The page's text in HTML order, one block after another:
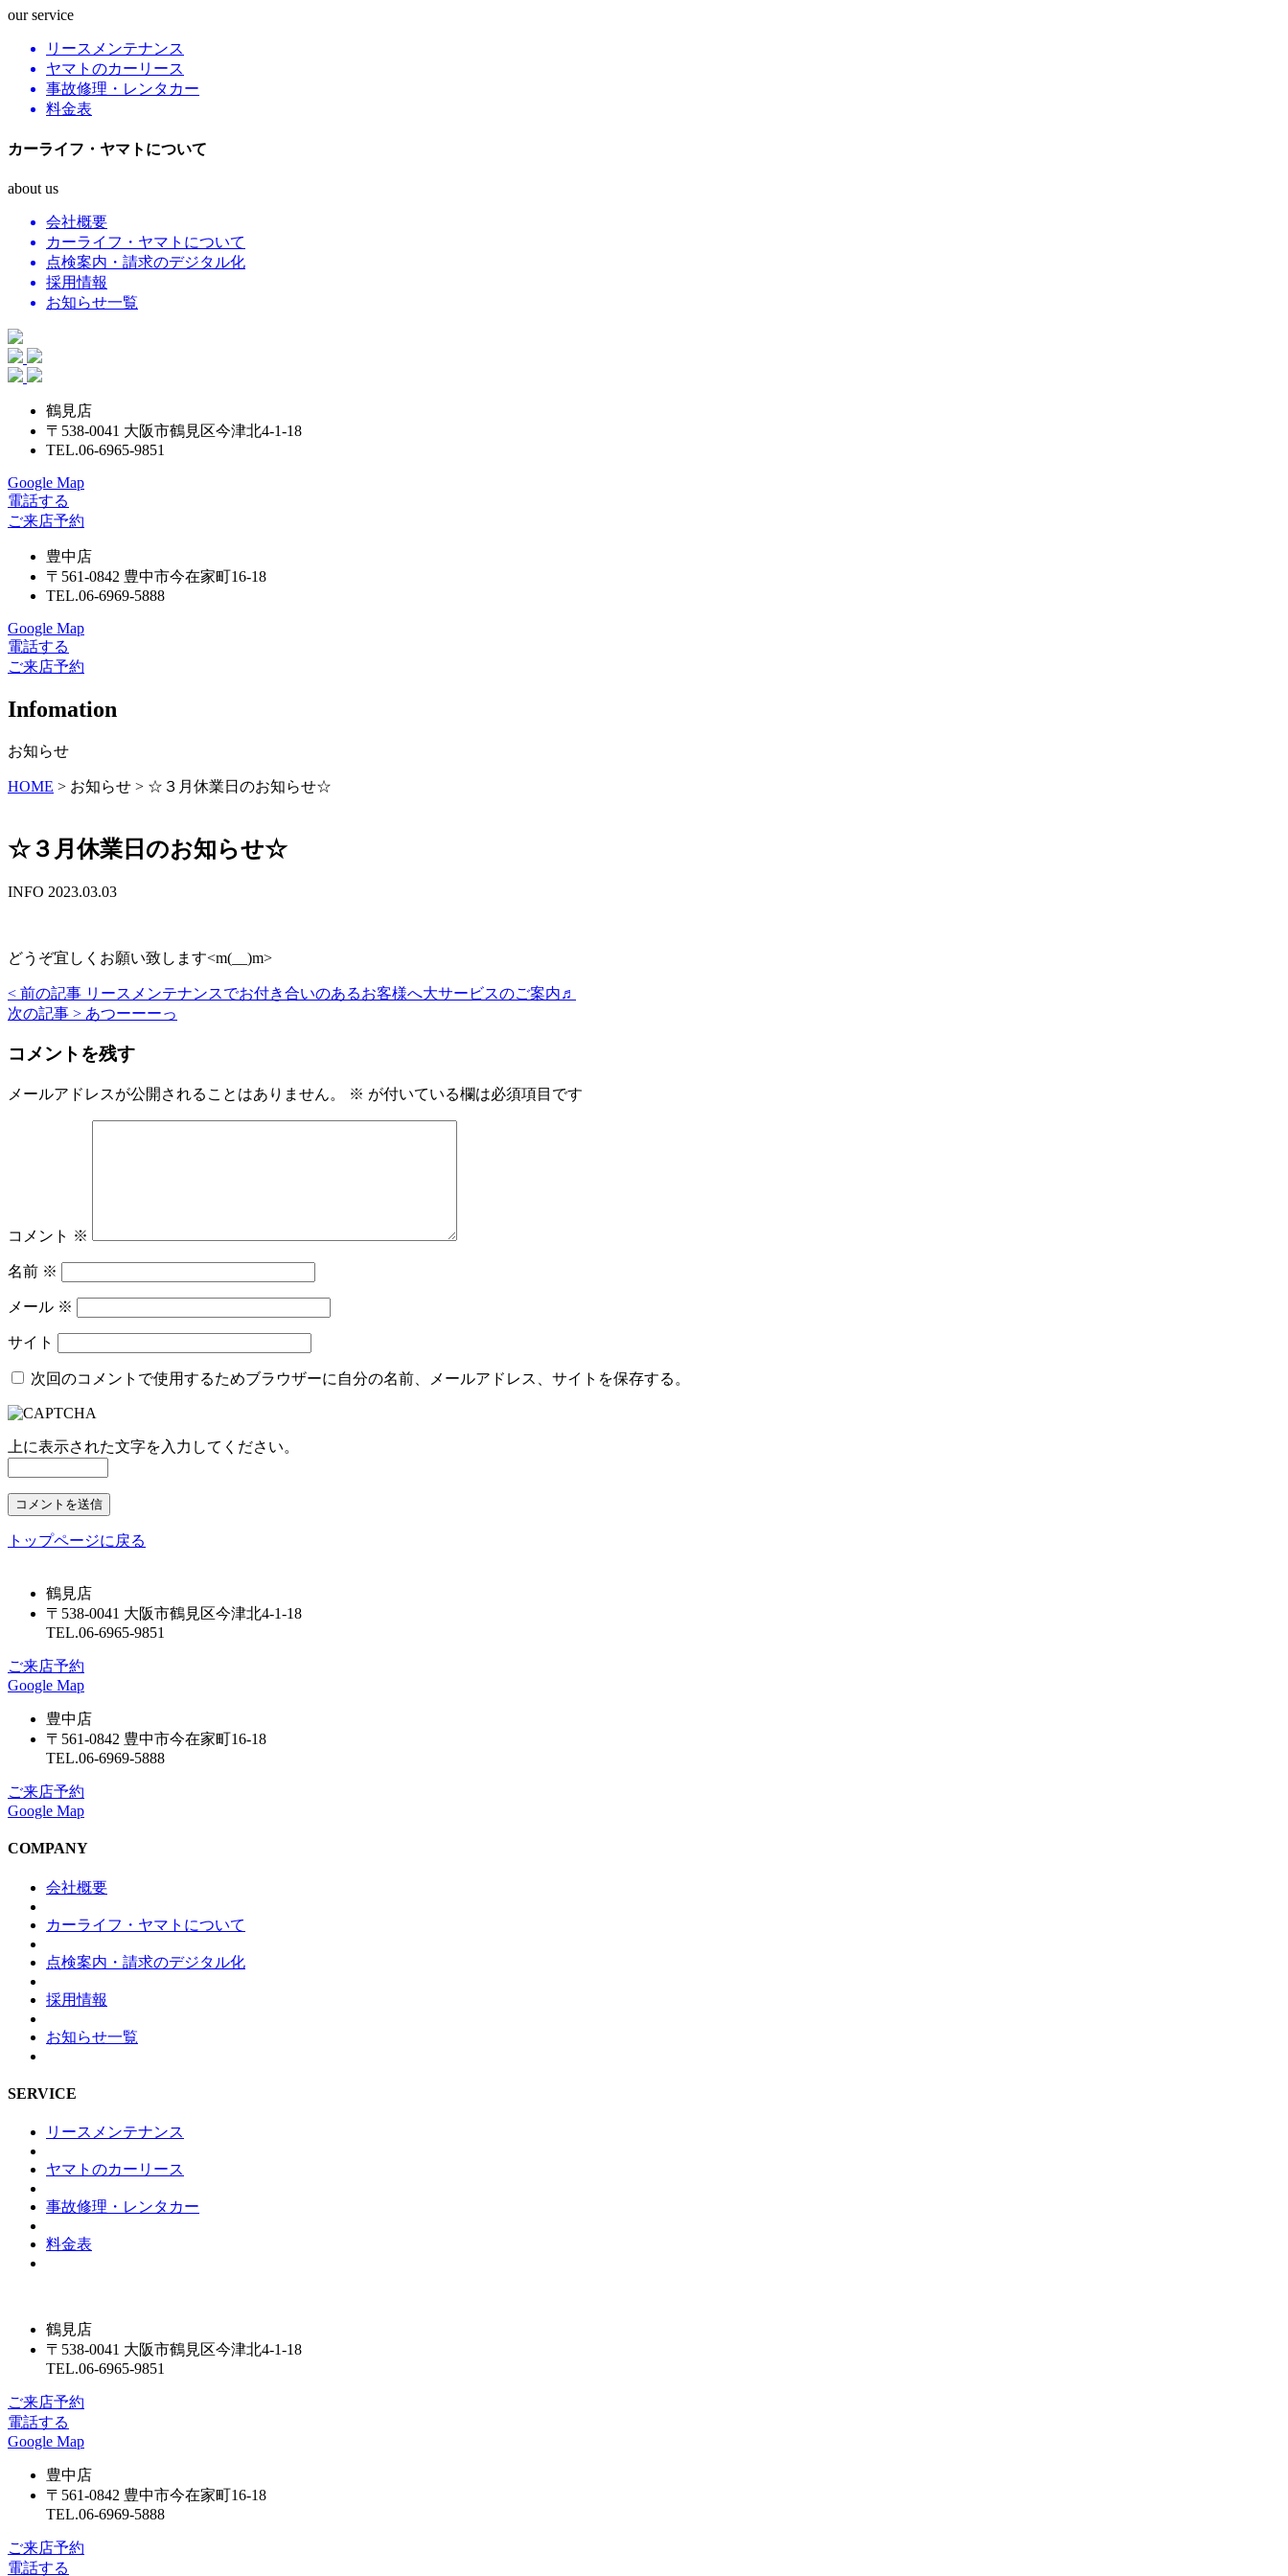
our service
リースメンテナンス
ヤマトのカーリース
事故修理・レンタカー
料金表
カーライフ・ヤマトについて
about us
会社概要
カーライフ・ヤマトについて
点検案内・請求のデジタル化
採用情報
お知らせ一覧
鶴見店
〒538-0041 大阪市鶴見区今津北4-1-18
TEL.06-6965-9851
Google Map
電話する
ご来店予約
豊中店
〒561-0842 豊中市今在家町16-18
TEL.06-6969-5888
Google Map
電話する
ご来店予約
Infomation
お知らせ
HOME > お知らせ > ☆３月休業日のお知らせ☆
☆３月休業日のお知らせ☆
INFO 2023.03.03
どうぞ宜しくお願い致します<m(__)m>
投
稿
ナ
ビ
ン
< 前の記事 リースメンテナンスでお付き合いのあるお客様へ大サービスのご案内♬
次の記事 > あつーーーっ
コメントを残す
メールアドレスが公開されることはありません。 ※ が付いている欄は必須項目です
コメント ※
名前 ※
メール ※
サイト
次回のコメントで使用するためブラウザーに自分の名前、メールアドレス、サイトを保存する。
上に表示された文字を入力してください。
トップページに戻る
鶴見店
〒538-0041 大阪市鶴見区今津北4-1-18
TEL.06-6965-9851
ご来店予約
Google Map
豊中店
〒561-0842 豊中市今在家町16-18
TEL.06-6969-5888
ご来店予約
Google Map
COMPANY
会社概要
カーライフ・ヤマトについて
点検案内・請求のデジタル化
採用情報
お知らせ一覧
SERVICE
リースメンテナンス
ヤマトのカーリース
事故修理・レンタカー
料金表
鶴見店
〒538-0041 大阪市鶴見区今津北4-1-18
TEL.06-6965-9851
ご来店予約
電話する
Google Map
豊中店
〒561-0842 豊中市今在家町16-18
TEL.06-6969-5888
ご来店予約
電話する